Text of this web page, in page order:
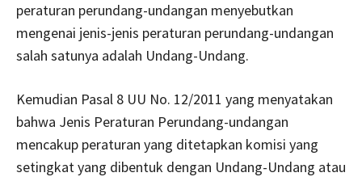
peraturan perundang-undangan menyebutkan
mengenai jenis-jenis peraturan perundang-undangan
salah satunya adalah Undang-Undang.
Kemudian Pasal 8 UU No. 12/2011 yang menyatakan
bahwa Jenis Peraturan Perundang-undangan
mencakup peraturan yang ditetapkan komisi yang
setingkat yang dibentuk dengan Undang-Undang atau